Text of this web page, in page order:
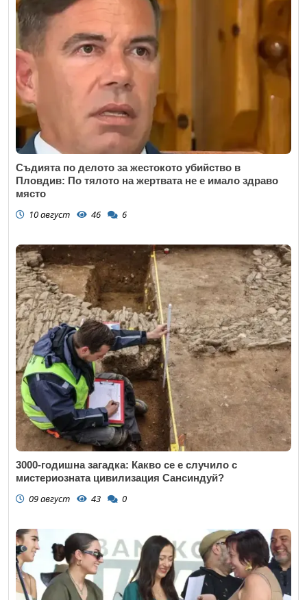
Съдията по делото за жестокото убийство в
Пловдив: По тялото на жертвата не е имало здраво
място
10 август 46 6
3000-годишна загадка: Какво се е случило с
мистериозната цивилизация Сансиндуй?
09 август 43 0